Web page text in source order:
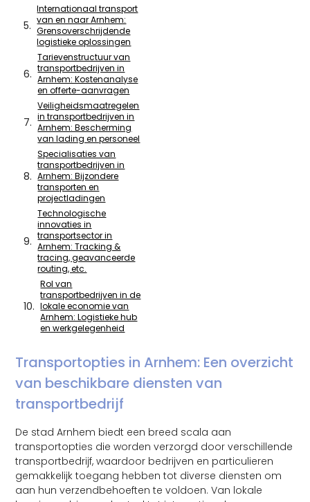
Internationaal transport
van en naar Arnhem:
Grensoverschrijdende
logistieke oplossingen
Tarievenstructuur van
transportbedrijven in
Arnhem: Kostenanalyse
en offerte-aanvragen
Veiligheidsmaatregelen
in transportbedrijven in
Arnhem: Bescherming
van lading en personeel
Specialisaties van
transportbedrijven in
Arnhem: Bijzondere
transporten en
projectladingen
Technologische
innovaties in
transportsector in
Arnhem: Tracking &
tracing, geavanceerde
routing, etc.
Rol van
transportbedrijven in de
lokale economie van
Arnhem: Logistieke hub
en werkgelegenheid
Transportopties in Arnhem: Een overzicht
van beschikbare diensten van
transportbedrijf
De stad Arnhem biedt een breed scala aan
transportopties die worden verzorgd door verschillende
transportbedrijf, waardoor bedrijven en particulieren
gemakkelijk toegang hebben tot diverse diensten om
aan hun verzendbehoeften te voldoen. Van lokale